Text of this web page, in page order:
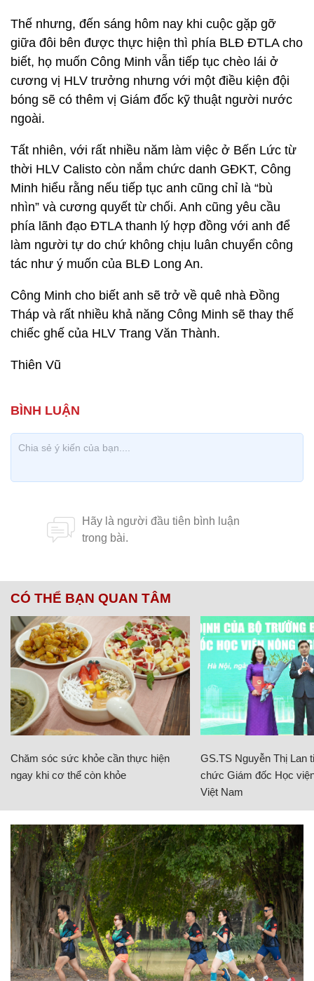
Thế nhưng, đến sáng hôm nay khi cuộc gặp gỡ
giữa đôi bên được thực hiện thì phía BLĐ ĐTLA cho
biết, họ muốn Công Minh vẫn tiếp tục chèo lái ở
cương vị HLV trưởng nhưng với một điều kiện đội
bóng sẽ có thêm vị Giám đốc kỹ thuật người nước
ngoài.
Tất nhiên, với rất nhiều năm làm việc ở Bến Lức từ
thời HLV Calisto còn nắm chức danh GĐKT, Công
Minh hiểu rằng nếu tiếp tục anh cũng chỉ là “bù
nhìn” và cương quyết từ chối. Anh cũng yêu cầu
phía lãnh đạo ĐTLA thanh lý hợp đồng với anh để
làm người tự do chứ không chịu luân chuyển công
tác như ý muốn của BLĐ Long An.
Công Minh cho biết anh sẽ trở về quê nhà Đồng
Tháp và rất nhiều khả năng Công Minh sẽ thay thế
chiếc ghế của HLV Trang Văn Thành.
Thiên Vũ
CÓ THỂ BẠN QUAN TÂM
Chăm sóc sức khỏe cần thực hiện
ngay khi cơ thể còn khỏe
GS.TS Nguyễn Thị Lan
chức Giám đốc Học
Việt Nam